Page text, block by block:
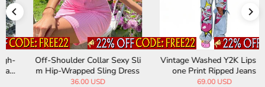
Off-Shoulder Collar Sexy Sli
m Hip-Wrapped Sling Dress
36.00 USD
Vintage Washed Y2K Lips Ph
one Print Ripped Jeans
69.00 USD